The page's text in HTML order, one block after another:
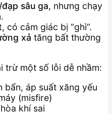
sâu ga, nhưng chạy
, có cảm giác bị “ghì”.
xả tăng bất thường
trừ một số lỗi dễ nhầm:
bẩn, áp suất xăng yếu
(misfire)
khí sai